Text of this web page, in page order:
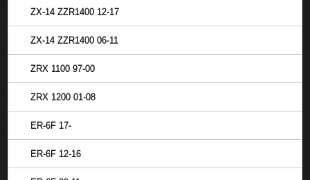
ZX-14 ZZR1400 12-17
ZX-14 ZZR1400 06-11
ZRX 1100 97-00
ZRX 1200 01-08
ER-6F 17-
ER-6F 12-16